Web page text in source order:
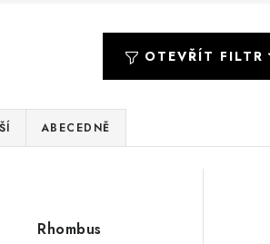
OTEVŘÍT FILTR
ABECEDNĚ
Rhombus